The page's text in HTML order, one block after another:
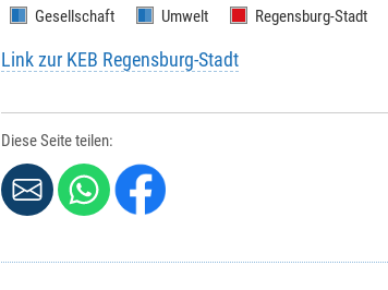
Gesellschaft Umwelt Regensburg-Stadt
Link zur KEB Regensburg-Stadt
Diese Seite teilen: